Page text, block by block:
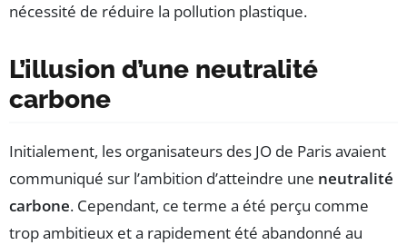
nécessité de réduire la pollution plastique.
L’illusion d’une neutralité
carbone
Initialement, les organisateurs des JO de Paris avaient
communiqué sur l’ambition d’atteindre une neutralité
carbone. Cependant, ce terme a été perçu comme
trop ambitieux et a rapidement été abandonné au